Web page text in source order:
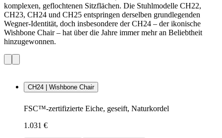
komplexen, geflochtenen Sitzflächen. Die Stuhlmodelle CH22,
CH23, CH24 und CH25 entspringen derselben grundlegenden
Wegner-Identität, doch insbesondere der CH24 – der ikonische
Wishbone Chair – hat über die Jahre immer mehr an Beliebtheit
hinzugewonnen.
CH24 | Wishbone Chair
FSC™-zertifizierte Eiche, geseift, Naturkordel
1.031 €